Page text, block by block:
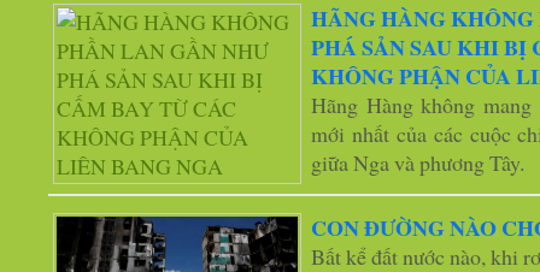
HÃNG HÀNG
PHÁ SẢN SAU KHI BỊ
KHÔNG PHẬN CỦA
Hãng Hàng không
mới nhất của các cuộc
giữa Nga và phương Tây.
CON ĐƯỜNG NÀO
Bất kể đất nước nào, khi